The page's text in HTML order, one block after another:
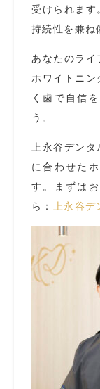
受けられます
持続性を兼ね
あなたのラ
ホワイトニ
く歯で自信
う。
上永谷デン
に合わせた
す。まずは
ら：
上永谷